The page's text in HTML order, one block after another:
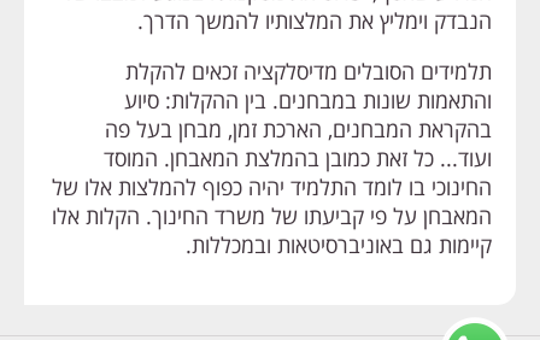
הנבדק וימליץ את המלצותיו להמשך הדרך.
תלמידים הסובלים מדיסלקציה זכאים להקלת
והתאמות שונות במבחנים. בין ההקלות: סיוע
בהקראת המבחנים, הארכת זמן, מבחן בעל פה
ועוד... כל זאת כמובן בהמלצת המאבחן. המוסד
החינוכי בו לומד התלמיד יהיה כפוף להמלצות אלו של
המאבחן על פי קביעתו של משרד החינוך. הקלות אלו
קיימות גם באוניברסיטאות ובמכללות.